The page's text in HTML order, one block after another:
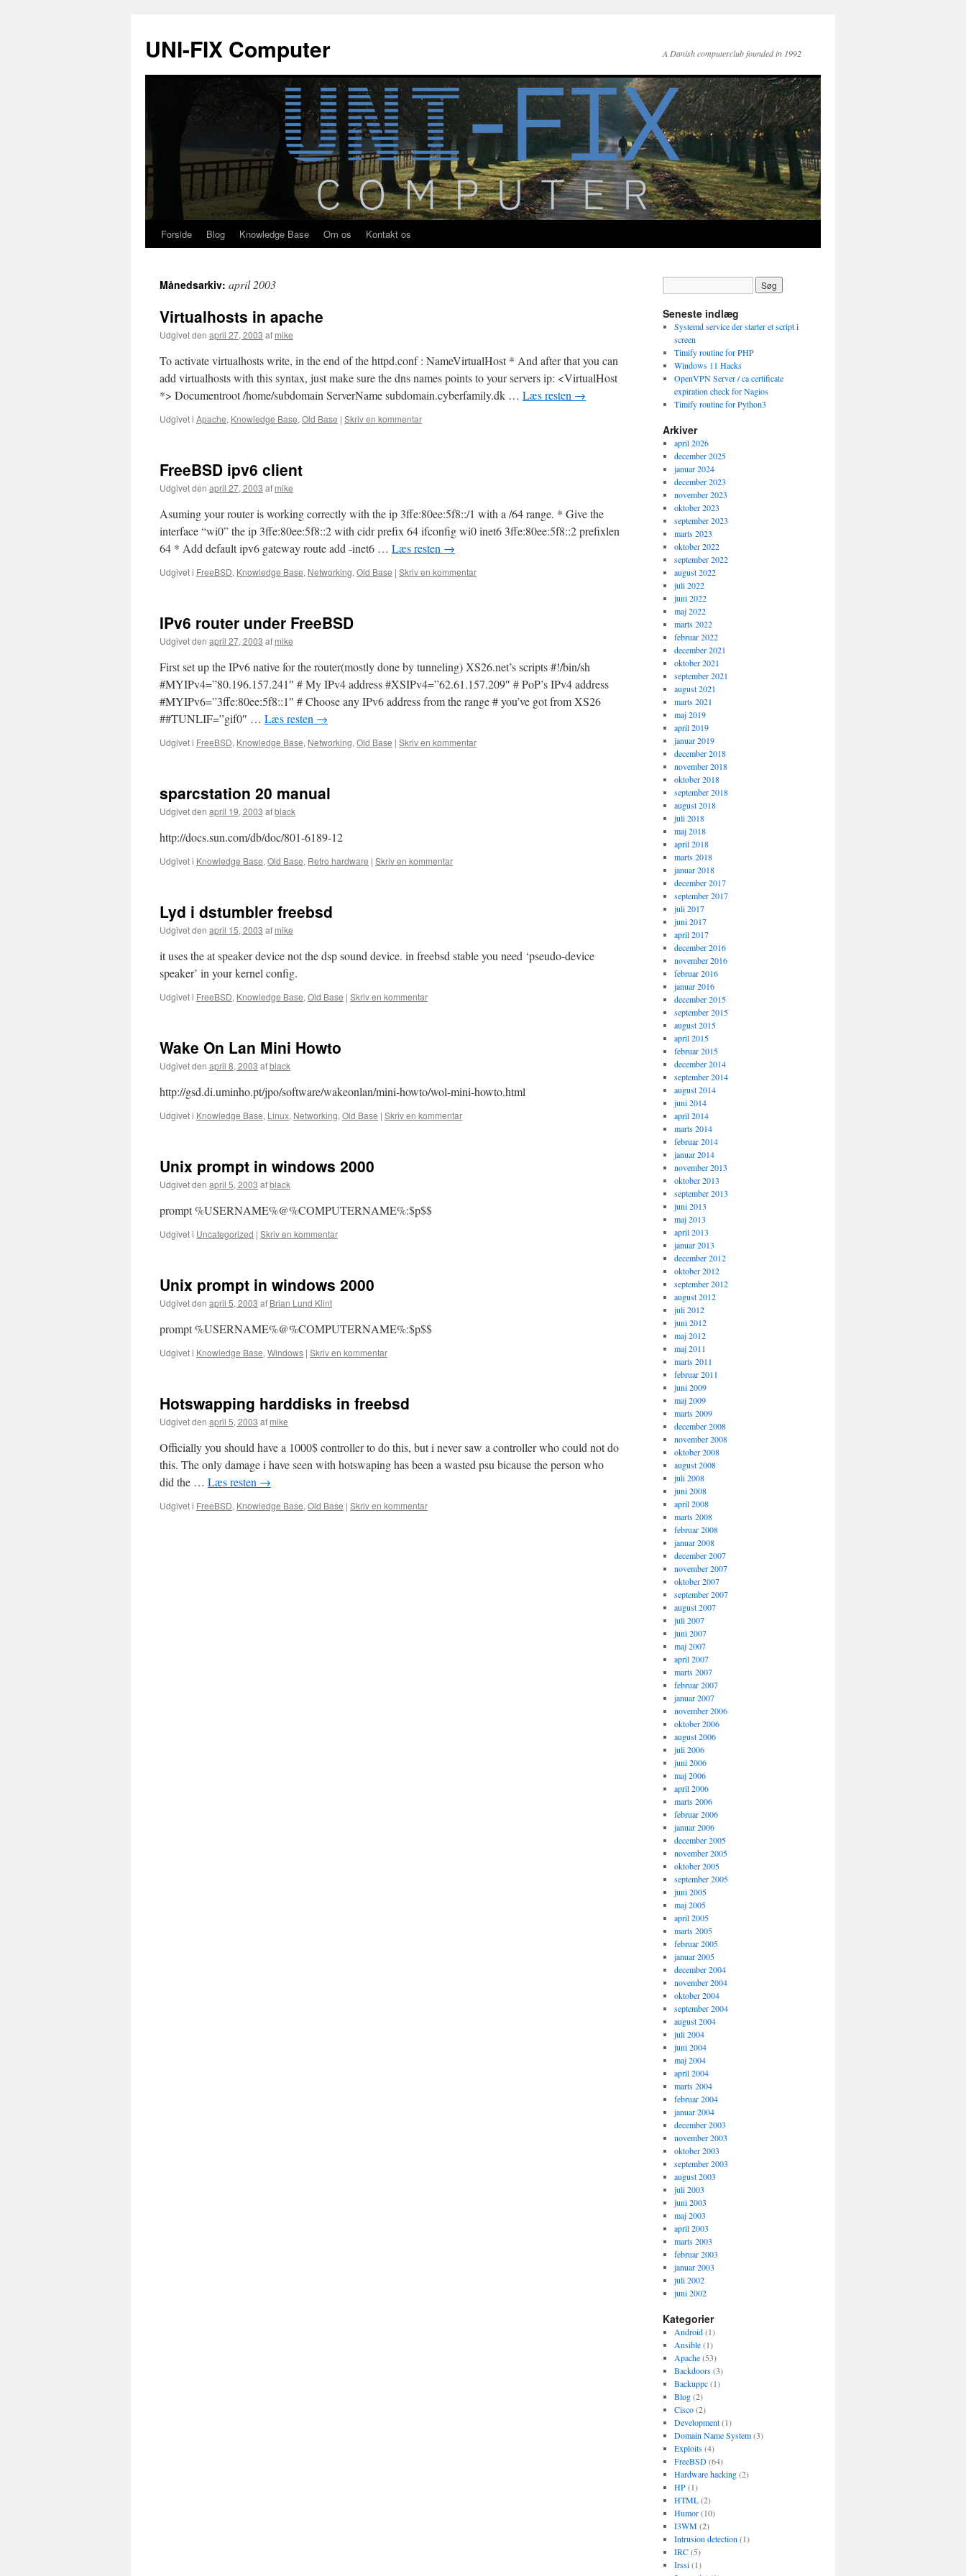
indhold
UNI-FIX Computer A Danish computerclub founded in 1992
Forside Blog Knowledge Base Om os Kontakt os
Månedsarkiv: april 2003
Virtualhosts in apache
Udgivet den april 27, 2003 af mike
To activate virtualhosts write, in the end of the httpd.conf : NameVirtualHost * And after that you can
add virtualhosts with this syntax, just make sure the dns names points to your servers ip: <VirtualHost
*> Documentroot /home/subdomain ServerName subdomain.cyberfamily.dk … Læs resten →
Udgivet i Apache, Knowledge Base, Old Base | Skriv en kommentar
FreeBSD ipv6 client
Udgivet den april 27, 2003 af mike
Asuming your router is working correctly with the ip 3ffe:80ee:5f8::/1 with a /64 range. * Give the
interface “wi0” the ip 3ffe:80ee:5f8::2 with cidr prefix 64 ifconfig wi0 inet6 3ffe:80ee:5f8::2 prefixlen
64 * Add default ipv6 gateway route add -inet6 … Læs resten →
Udgivet i FreeBSD, Knowledge Base, Networking, Old Base | Skriv en kommentar
IPv6 router under FreeBSD
Udgivet den april 27, 2003 af mike
First set up the IPv6 native for the router(mostly done by tunneling) XS26.net’s scripts #!/bin/sh
#MYIPv4=”80.196.157.241″ # My IPv4 address #XSIPv4=”62.61.157.209″ # PoP’s IPv4 address
#MYIPv6=”3ffe:80ee:5f8::1″ # Choose any IPv6 address from the range # you’ve got from XS26
##TUNLIF=”gif0″ … Læs resten →
Udgivet i FreeBSD, Knowledge Base, Networking, Old Base | Skriv en kommentar
sparcstation 20 manual
Udgivet den april 19, 2003 afblack
http://docs.sun.com/db/doc/801-6189-12
Udgivet i Knowledge Base, Old Base, Retro hardware | Skriv en kommentar
Lyd i dstumbler freebsd
Udgivet den april 15, 2003 af mike
it uses the at speaker device not the dsp sound device. in freebsd stable you need ‘pseudo-device
speaker’ in your kernel config.
Udgivet i FreeBSD, Knowledge Base, Old Base | Skriv en kommentar
Wake On Lan Mini Howto
Udgivet den april 8, 2003 afblack
http://gsd.di.uminho.pt/jpo/software/wakeonlan/mini-howto/wol-mini-howto.html
Udgivet i Knowledge Base, Linux, Networking, Old Base | Skriv en kommentar
Unix prompt in windows 2000
Udgivet den april 5, 2003 afblack
prompt %USERNAME%@%COMPUTERNAME%:$p$$
Udgivet i Uncategorized | Skriv en kommentar
Unix prompt in windows 2000
Udgivet den april 5, 2003 af Brian Lund Klint
prompt %USERNAME%@%COMPUTERNAME%:$p$$
Udgivet i Knowledge Base, Windows | Skriv en kommentar
Hotswapping harddisks in freebsd
Udgivet den april 5, 2003 af mike
Officially you should have a 1000$ controller to do this, but i never saw a controller who could not do
this. The only damage i have seen with hotswaping has been a wasted psu bicause the person who
did the … Læs resten →
Udgivet i FreeBSD, Knowledge Base, Old Base | Skriv en kommentar
Seneste indlæg
Systemd service der starter et script i
screen
Timify routine for PHP
Windows 11 Hacks
OpenVPN Server / ca certificate
expiration check for Nagios
Timify routine for Python3
Arkiver
april 2026
december 2025
januar 2024
december 2023
november 2023
oktober 2023
september 2023
marts 2023
oktober 2022
september 2022
august 2022
juli 2022
juni 2022
maj 2022
marts 2022
februar 2022
december 2021
oktober 2021
september 2021
august 2021
marts 2021
maj 2019
april 2019
januar 2019
december 2018
november 2018
oktober 2018
september 2018
august 2018
juli 2018
maj 2018
april 2018
marts 2018
januar 2018
december 2017
september 2017
juli 2017
juni 2017
april 2017
december 2016
november 2016
februar 2016
januar 2016
december 2015
september 2015
august 2015
april 2015
februar 2015
december 2014
september 2014
august 2014
juni 2014
april 2014
marts 2014
februar 2014
januar 2014
november 2013
oktober 2013
september 2013
juni 2013
maj 2013
april 2013
januar 2013
december 2012
oktober 2012
september 2012
august 2012
juli 2012
juni 2012
maj 2012
maj 2011
marts 2011
februar 2011
juni 2009
maj 2009
marts 2009
december 2008
november 2008
oktober 2008
august 2008
juli 2008
juni 2008
april 2008
marts 2008
februar 2008
januar 2008
december 2007
november 2007
oktober 2007
september 2007
august 2007
juli 2007
juni 2007
maj 2007
april 2007
marts 2007
februar 2007
januar 2007
november 2006
oktober 2006
august 2006
juli 2006
juni 2006
maj 2006
april 2006
marts 2006
februar 2006
januar 2006
december 2005
november 2005
oktober 2005
september 2005
juni 2005
maj 2005
april 2005
marts 2005
februar 2005
januar 2005
december 2004
november 2004
oktober 2004
september 2004
august 2004
juli 2004
juni 2004
maj 2004
april 2004
marts 2004
februar 2004
januar 2004
december 2003
november 2003
oktober 2003
september 2003
august 2003
juli 2003
juni 2003
maj 2003
april 2003
marts 2003
februar 2003
januar 2003
juli 2002
juni 2002
Kategorier
Android(1)
Ansible(1)
Apache(53)
Backdoors(3)
Backuppc(1)
Blog(2)
Cisco(2)
Development(1)
Domain Name System(3)
Exploits(4)
FreeBSD(64)
Hardware hacking(2)
HP(1)
HTML(2)
Humor(10)
I3WM(2)
Intrusion detection (1)
IRC(5)
Irssi(1)